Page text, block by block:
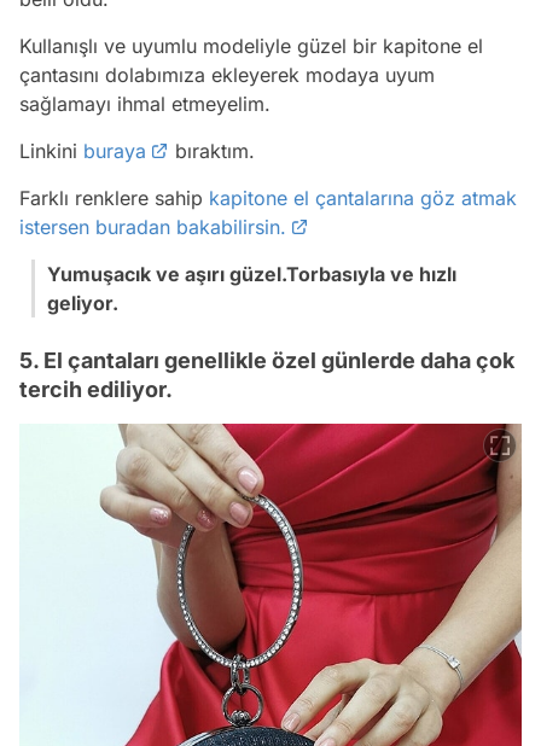
Kullanışlı ve uyumlu modeliyle güzel bir kapitone el
çantasını dolabımıza ekleyerek modaya uyum
sağlamayı ihmal etmeyelim.
Linkini buraya
bıraktım.
Farklı renklere sahip kapitone el çantalarına göz atmak
istersen buradan bakabilirsin.
Yumuşacık ve aşırı güzel.Torbasıyla ve hızlı
geliyor.
5. El çantaları genellikle özel günlerde daha çok
tercih ediliyor.